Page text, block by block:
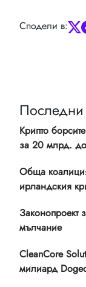
Сподели в:
Крипто
за 20 млрд.
Обща
ирландския
Законопроект
мълчание
CleanCore
милиард